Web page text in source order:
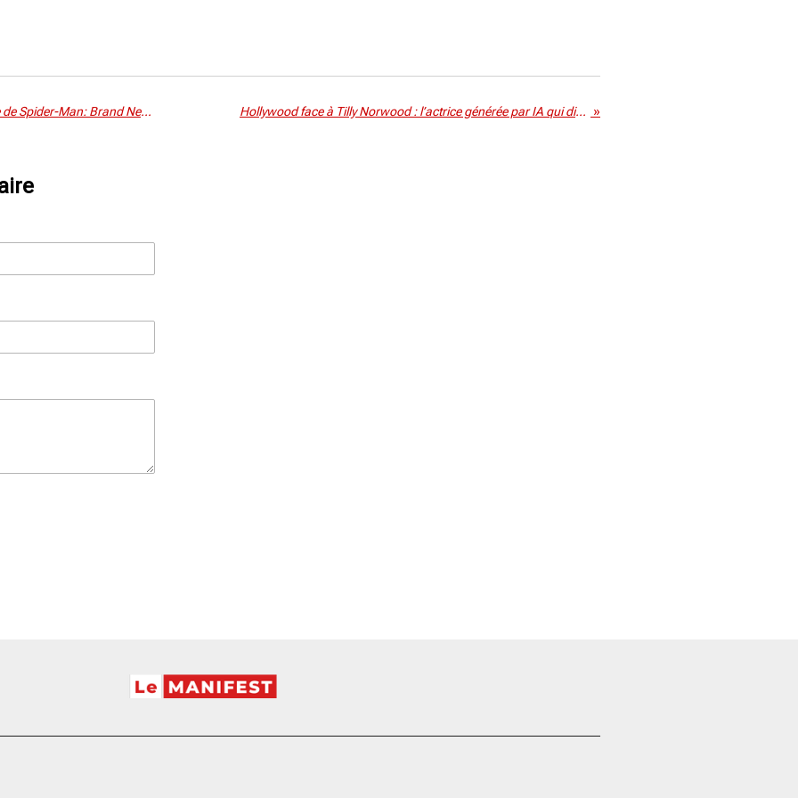
Tom Holland blessé sur le tournage de Spider-Man: Brand New Day — le film en pause, Sony et Marvel en réunion de crise Hollywood face à Tilly Norwood : l’actrice générée par IA qui divise le cinéma »